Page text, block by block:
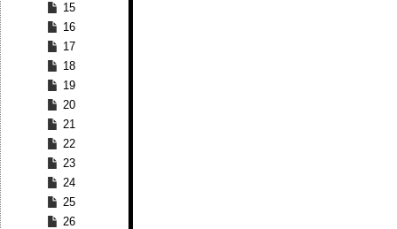
15
16
17
18
19
20
21
22
23
24
25
26